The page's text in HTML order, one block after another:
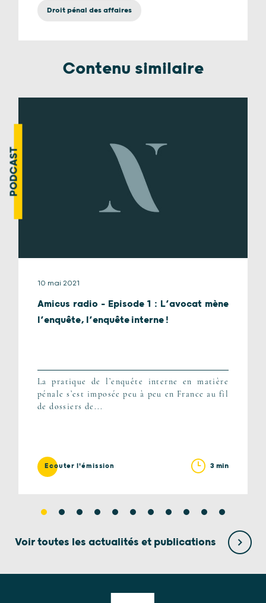
Droit pénal des affaires
Contenu similaire
PODCAST
10 mai 2021
Amicus radio – Episode 1 : L’avocat mène
l’enquête, l’enquête interne !
La pratique de l’enquête interne en matière
pénale s’est imposée peu à peu en France au fil
de dossiers de...
Ecouter l'émission 3 min
Voir toutes les actualités et publications